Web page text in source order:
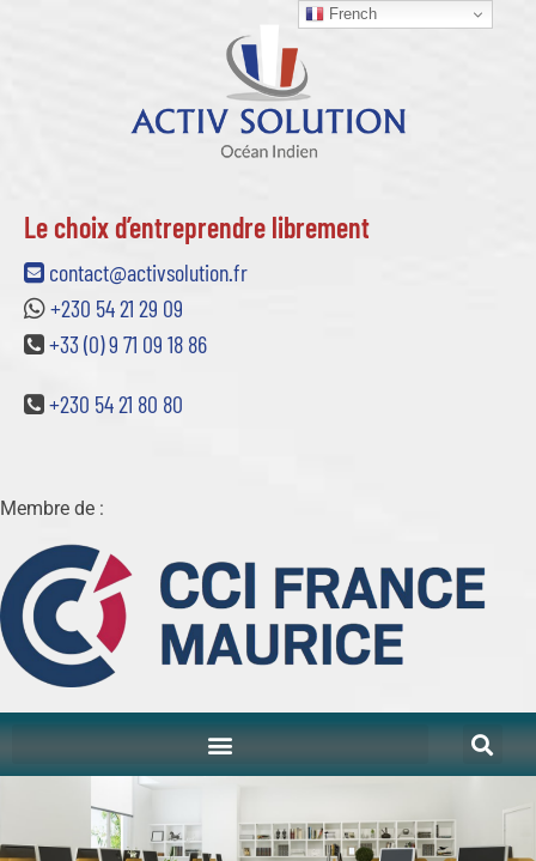
Le choix d’entreprendre librement
contact@activsolution.fr
+230 54 21 29 09
+33 (0) 9 71 09 18 86
+230 54 21 80 80
Membre de :
French